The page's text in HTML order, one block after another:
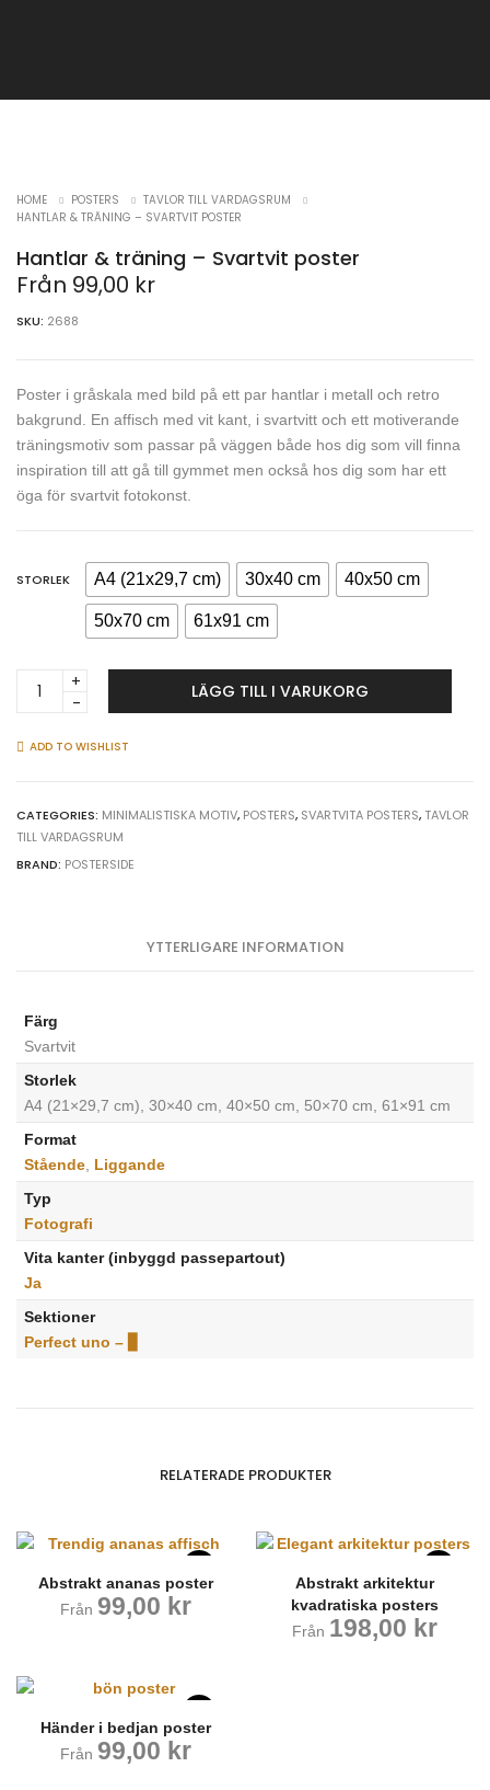
HOME POSTERS
TAVLOR TILL VARDAGSRUM
HANTLAR & TRÄNING – SVARTVIT POSTER
Hantlar & träning – Svartvit poster
Från 99,00 kr
SKU: 2688
Poster i gråskala med bild på ett par hantlar i metall och retro
bakgrund. En affisch med vit kant, i svartvitt och ett motiverande
träningsmotiv som passar på väggen både hos dig som vill finna
inspiration till att gå till gymmet men också hos dig som har ett
öga för svartvit fotokonst.
STORLEK A4 (21x29,7 cm) 30x40 cm 40x50 cm
50x70 cm 61x91 cm
Hantlar
-
quantity
LÄGG TILL I VARUKORG
ADD TO WISHLIST
CATEGORIES: MINIMALISTISKA MOTIV, POSTERS, SVARTVITA POSTERS, TAVLOR
TILL VARDAGSRUM
BRAND: POSTERSIDE
YTTERLIGARE INFORMATION
Färg
Svartvit
Storlek
A4 (21×29,7 cm), 30×40 cm, 40×50 cm, 50×70 cm, 61×91 cm
Format
Stående, Liggande
Typ
Fotografi
Vita kanter (inbyggd passepartout)
Ja
Sektioner
Perfect uno – ▊
RELATERADE PRODUKTER
Abstrakt ananas poster
Från 99,00 kr
Abstrakt arkitektur
kvadratiska posters
Från 198,00 kr
Händer i bedjan poster
Från 99,00 kr